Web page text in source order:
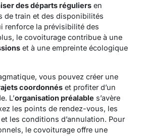
des départs réguliers en
de train et des disponibilités
renforce la prévisibilité des
le covoiturage contribue à une
et à une empreinte écologique
vous pouvez créer une
coordonnés et profiter d’un
. L’organisation préalable s’avère
les points de rendez-vous, les
les conditions d’annulation. Pour
le covoiturage offre une